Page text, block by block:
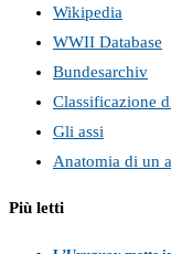
Wikipedia
WWII Database
Bundesarchiv
Classificazione
Gli assi
Anatomia di un
Più letti